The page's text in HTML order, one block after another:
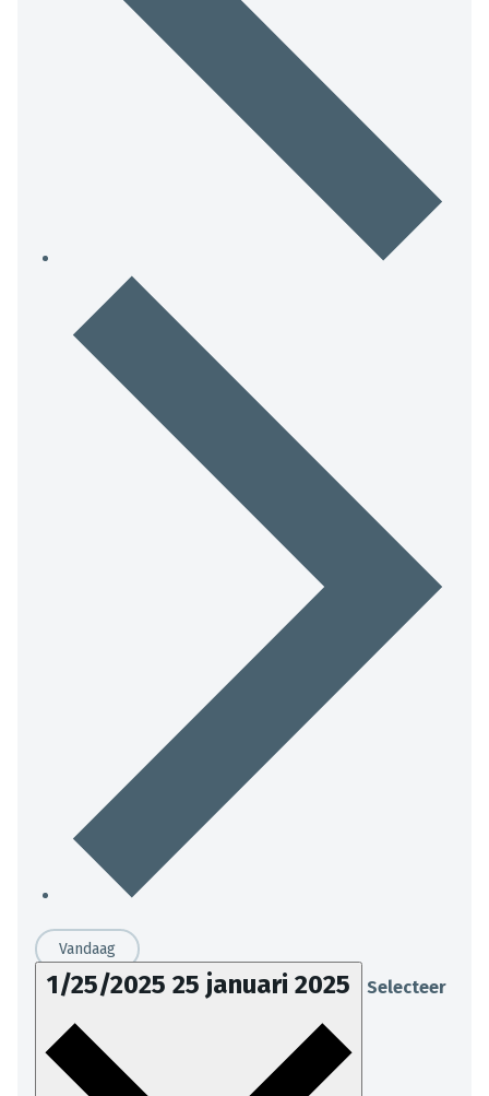
Vandaag
1/25/2025 25 januari 2025 Selecteer